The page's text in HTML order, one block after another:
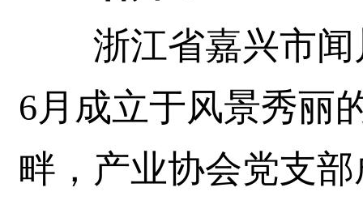
浙江省嘉兴市闻
6月成立于风景秀丽
畔，产业协会党支